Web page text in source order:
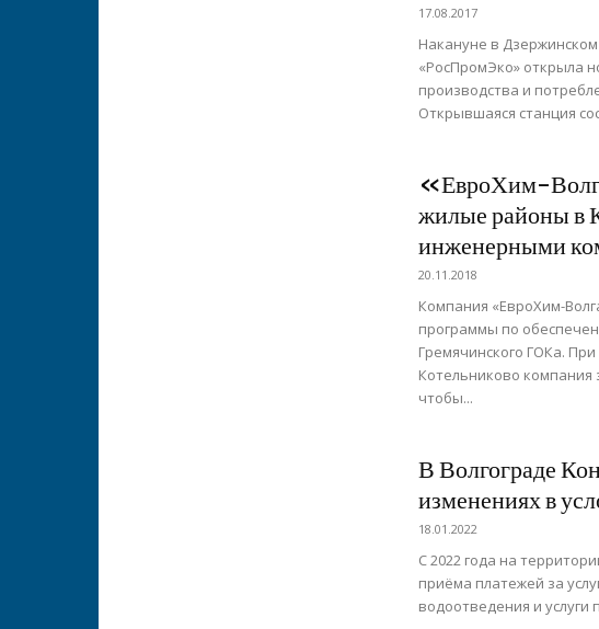
17.08.2017
Накануне в
«РосПромЭко» открыла
производства и
Открывшаяся станция
«ЕвроХим-
жилые районы в
инженерными
20.11.2018
Компания «ЕвроХим-
программы по
Гремячинского ГОКа.
Котельниково компания
чтобы...
В Волгограде
изменениях в
18.01.2022
С 2022 года на
приёма платежей за
водоотведения и